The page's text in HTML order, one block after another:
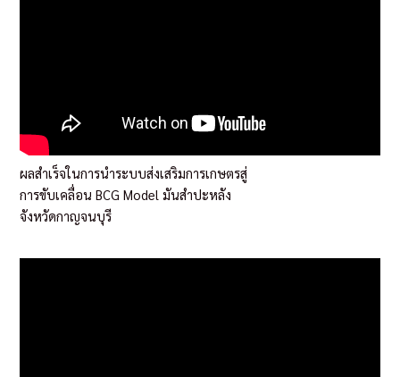
ผลสำเร็จในการนำระบบส่งเสริมการเกษตรสู่
การขับเคลื่อน BCG Model มันสำปะหลัง
จังหวัดกาญจนบุรี